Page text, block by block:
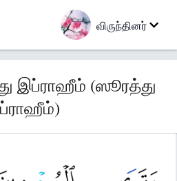
விருந்தினர்
இப்ராஹீம் (ஸூரத்து